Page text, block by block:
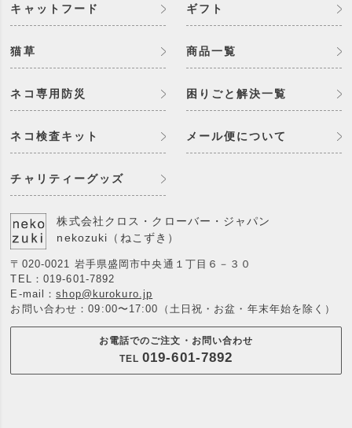
キャットフード
猫草
ネコ専用防災
ネコ検査キット
チャリティーグッズ
ギフト
商品一覧
困りごと解決一覧
メール便について
株式会社クロス・クローバー・ジャパン
nekozuki（ねこずき）
〒020-0021 岩手県盛岡市中央通１丁目６－３０
TEL： 019-601-7892
E-mail：shop@kurokuro.jp
お問い合わせ：09:00〜17:00（土日祝・お盆・年末年始を除く）
お電話でのご注文・お問い合わせ
TEL 019-601-7892